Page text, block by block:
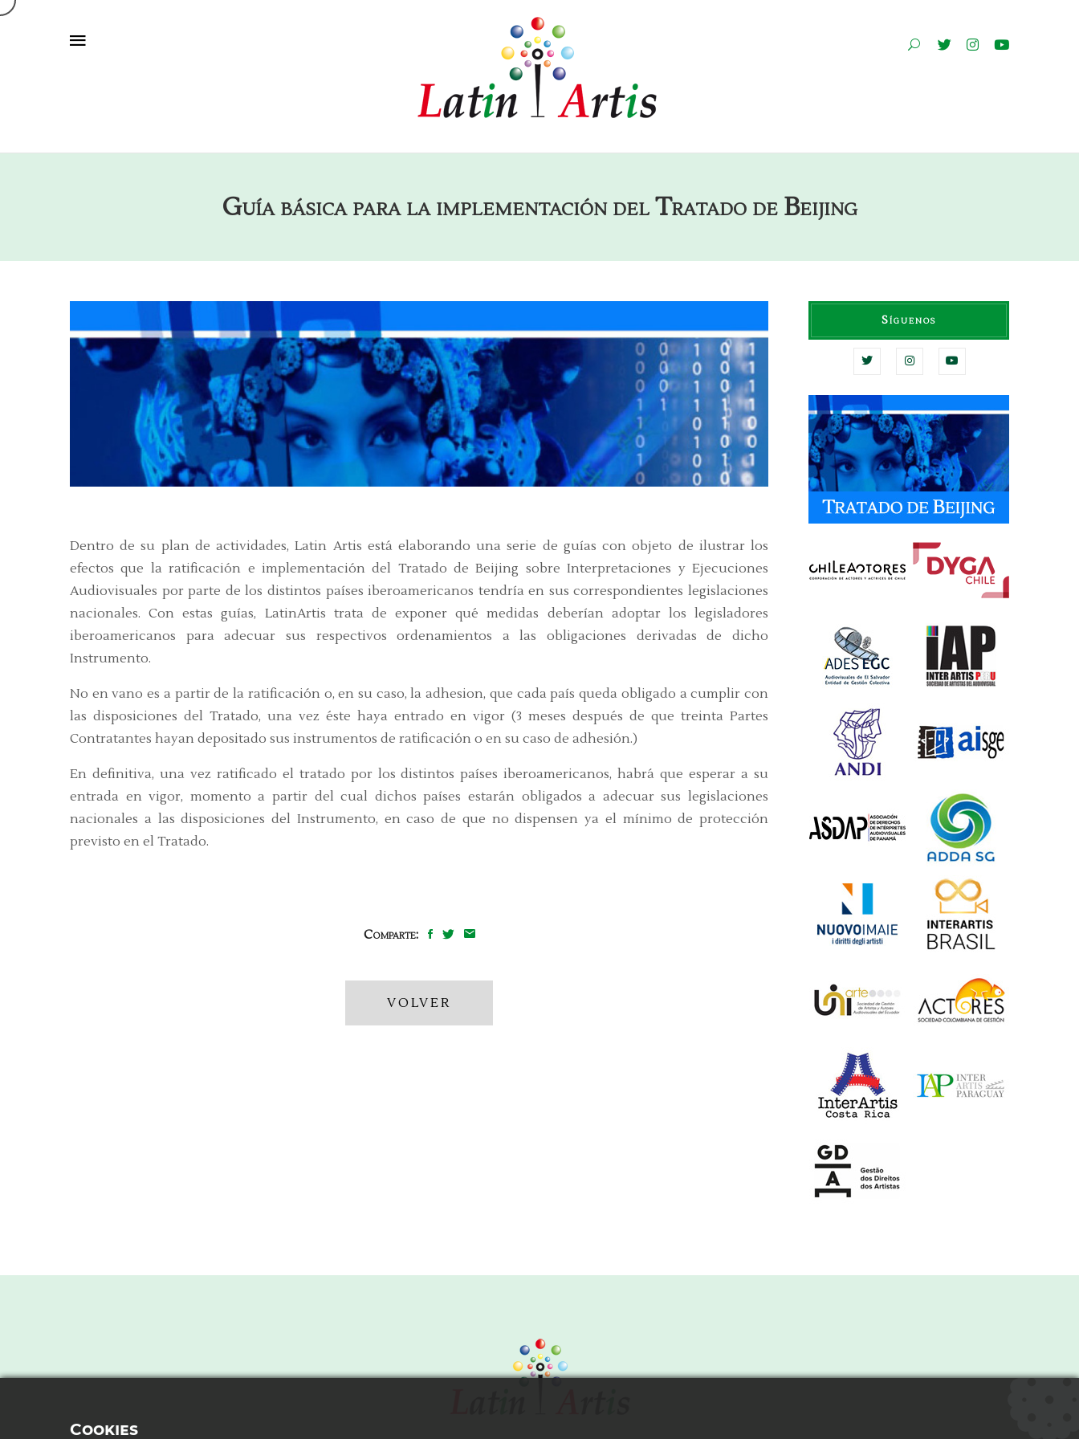
Guía básica para la implementación del Tratado de Beijing
Dentro de su plan de actividades, Latin Artis está elaborando una serie de guías con objeto de ilustrar los
efectos que la ratificación e implementación del Tratado de Beijing sobre Interpretaciones y Ejecuciones
Audiovisuales por parte de los distintos países iberoamericanos tendría en sus correspondientes legislaciones
nacionales. Con estas guías, LatinArtis trata de exponer qué medidas deberían adoptar los legisladores
iberoamericanos para adecuar sus respectivos ordenamientos a las obligaciones derivadas de dicho
Instrumento.
No en vano es a partir de la ratificación o, en su caso, la adhesion, que cada país queda obligado a cumplir con
las disposiciones del Tratado, una vez éste haya entrado en vigor (3 meses después de que treinta Partes
Contratantes hayan depositado sus instrumentos de ratificación o en su caso de adhesión.)
En definitiva, una vez ratificado el tratado por los distintos países iberoamericanos, habrá que esperar a su
entrada en vigor, momento a partir del cual dichos países estarán obligados a adecuar sus legislaciones
nacionales a las disposiciones del Instrumento, en caso de que no dispensen ya el mínimo de protección
previsto en el Tratado.
Comparte:
VOLVER
Síguenos
Cookies